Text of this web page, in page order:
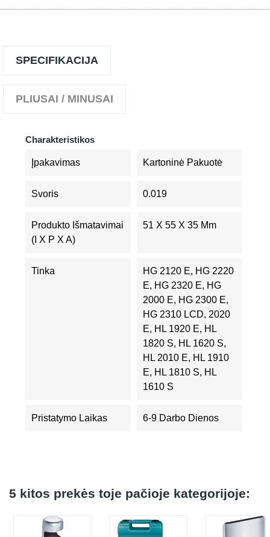
SPECIFIKACIJA
PLIUSAI / MINUSAI
Charakteristikos
Įpakavimas Kartoninė Pakuotė
Svoris 0.019
Produkto Išmatavimai
(I X P X A)
51 X 55 X 35 Mm
Tinka
HG 2120 E, HG 2220
E, HG 2320 E, HG
2000 E, HG 2300 E,
HG 2310 LCD, 2020
E, HL 1920 E, HL
1820 S, HL 1620 S,
HL 2010 E, HL 1910
E, HL 1810 S, HL
1610 S
Pristatymo Laikas 6-9 Darbo Dienos
5 kitos prekės toje pačioje kategorijoje: